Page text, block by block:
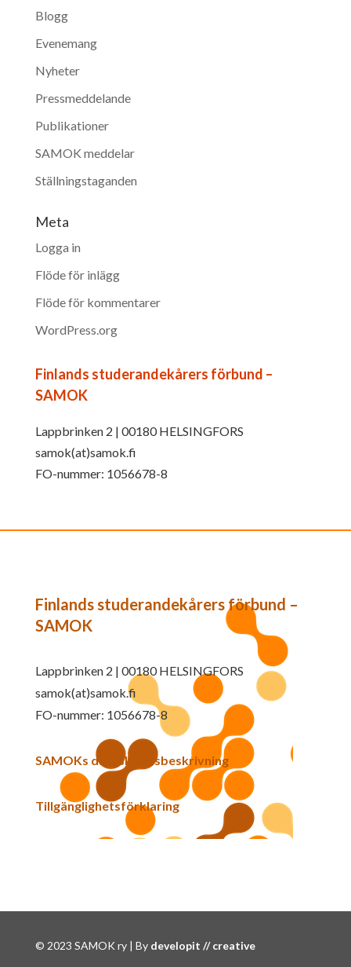
Blogg
Evenemang
Nyheter
Pressmeddelande
Publikationer
SAMOK meddelar
Ställningstaganden
Meta
Logga in
Flöde för inlägg
Flöde för kommentarer
WordPress.org
Finlands studerandekårers förbund –
SAMOK
Lappbrinken 2 | 00180 HELSINGFORS
samok(at)samok.fi
FO-nummer: 1056678-8
Finlands studerandekårers förbund –
SAMOK
Lappbrinken 2 | 00180 HELSINGFORS
samok(at)samok.fi
FO-nummer: 1056678-8
SAMOKs dataskyddsbeskrivning
Tillgänglighetsförklaring
© 2023 SAMOK ry | By developit // creative